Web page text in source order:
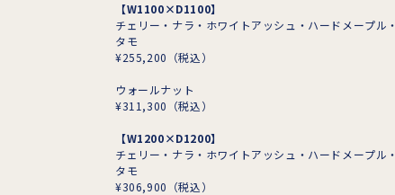
【W1100×D1100】
チェリー・ナラ・ホワイトアッシュ・ハードメープル・
タモ
¥255,200 （税込）
ウォールナット
¥311,300 （税込）
【W1200×D1200】
チェリー・ナラ・ホワイトアッシュ・ハードメープル・
タモ
¥306,900 （税込）